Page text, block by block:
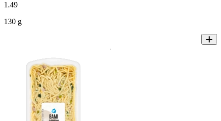
1 .49
130 g